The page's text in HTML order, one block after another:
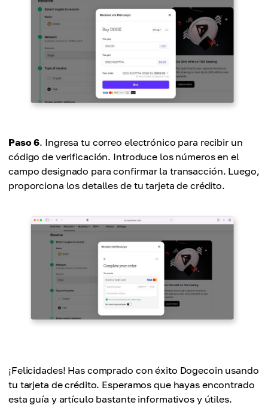
Paso 6. Ingresa tu correo electrónico para recibir un
código de verificación. Introduce los números en el
campo designado para confirmar la transacción. Luego,
proporciona los detalles de tu tarjeta de crédito.
¡Felicidades! Has comprado con éxito Dogecoin usando
tu tarjeta de crédito. Esperamos que hayas encontrado
esta guía y artículo bastante informativos y útiles.